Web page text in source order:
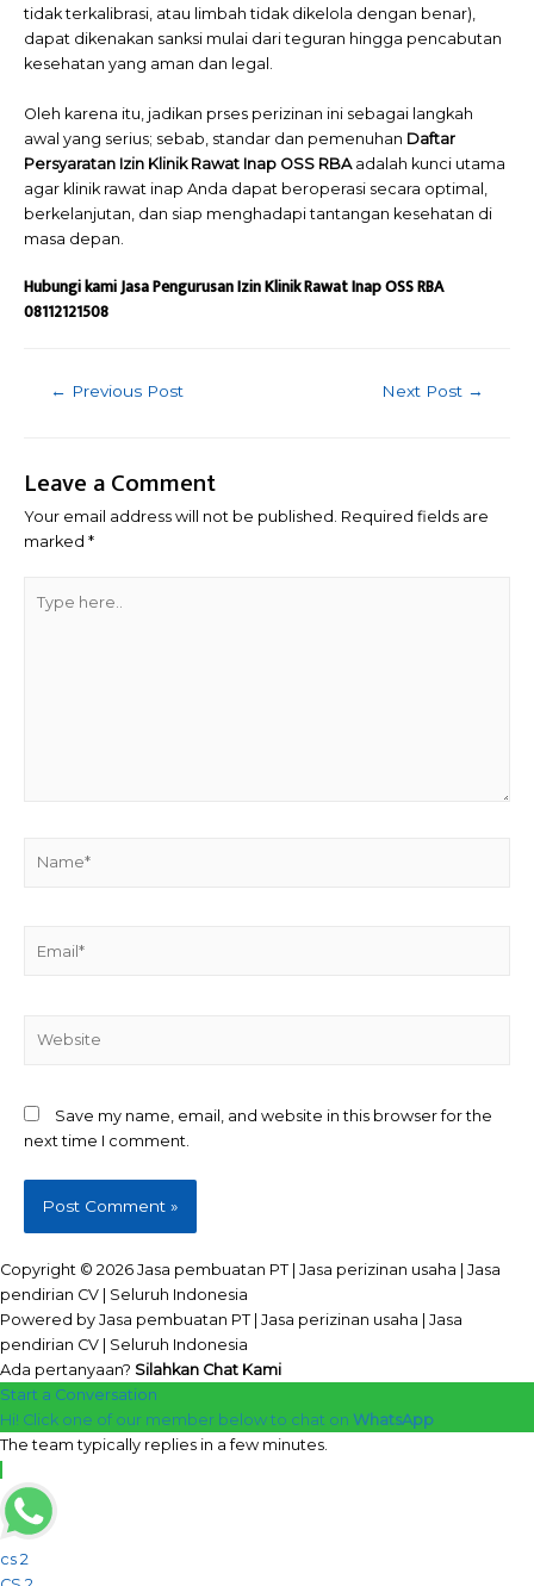
tidak terkalibrasi, atau limbah tidak dikelola dengan benar),
dapat dikenakan sanksi mulai dari teguran hingga pencabutan
kesehatan yang aman dan legal.
Oleh karena itu, jadikan prses perizinan ini sebagai langkah
awal yang serius; sebab, standar dan pemenuhan Daftar
Persyaratan Izin Klinik Rawat Inap OSS RBA adalah kunci utama
agar klinik rawat inap Anda dapat beroperasi secara optimal,
berkelanjutan, dan siap menghadapi tantangan kesehatan di
masa depan.
Hubungi kami Jasa Pengurusan Izin Klinik Rawat Inap OSS RBA
08112121508
Post
← Previous Post Next Post →
Leave a Comment
Your email address will not be published. Required fields are
marked *
here..
Save my name, email, and website in this browser for the
next time I comment.
Copyright © 2026 Jasa pembuatan PT | Jasa perizinan usaha | Jasa
pendirian CV | Seluruh Indonesia
Powered by Jasa pembuatan PT | Jasa perizinan usaha | Jasa
pendirian CV | Seluruh Indonesia
Ada pertanyaan? Silahkan Chat Kami
Start a Conversation
Hi! Click one of our member below to chat on WhatsApp
The team typically replies in a few minutes.
cs 2